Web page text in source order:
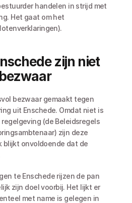
handelen in strijd met
Het gaat om het
zijn niet
bezwaar gemaakt tegen
uit Enschede. Omdat niet is
(de Beleidsregels
zijn deze
blijkt onvoldoende dat de
zijn doel voorbij. Het lijkt er
met name is gelegen in